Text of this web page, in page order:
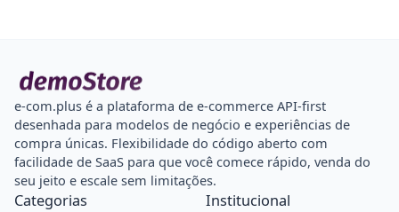
e-com.plus é a plataforma de e-commerce API-first
desenhada para modelos de negócio e experiências de
compra únicas. Flexibilidade do código aberto com
facilidade de SaaS para que você comece rápido, venda do
seu jeito e escale sem limitações.
Categorias Institucional